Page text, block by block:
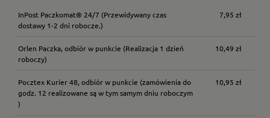
InPost Paczkomat® 24/7 (Przewidywany czas
dostawy 1-2 dni robocze.)
7,95 zł
Orlen Paczka, odbiór w punkcie (Realizacja 1 dzień
roboczy)
10,49 zł
Pocztex Kurier 48, odbiór w punkcie (zamówienia do
godz. 12 realizowane są w tym samym dniu roboczym
)
10,95 zł